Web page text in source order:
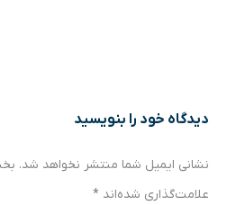
دیدگاه‌ خود را بنویسید
نشانی ایمیل شما منتشر نخواهد شد.
علامت‌گذاری شده‌اند *